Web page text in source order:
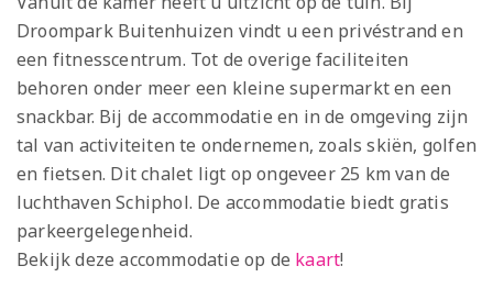
Droompark Buitenhuizen vindt u een privéstrand en
een fitnesscentrum. Tot de overige faciliteiten
behoren onder meer een kleine supermarkt en een
snackbar. Bij de accommodatie en in de omgeving zijn
tal van activiteiten te ondernemen, zoals skiën, golfen
en fietsen. Dit chalet ligt op ongeveer 25 km van de
luchthaven Schiphol. De accommodatie biedt gratis
parkeergelegenheid.
Bekijk deze accommodatie op de kaart!